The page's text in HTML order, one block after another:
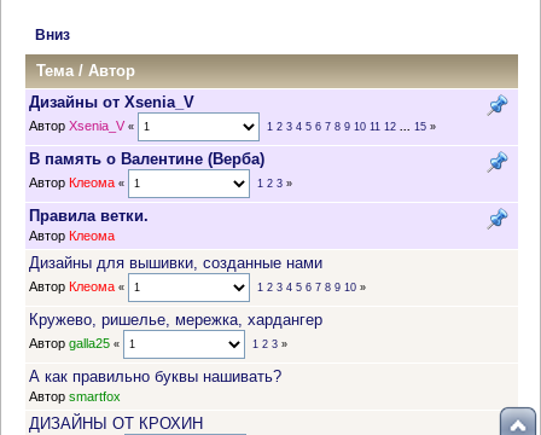
Вниз
Тема/Автор
Дизайны от Xsenia_V
Автор Xsenia_V « 1 2 3 4 5 6 7 8 9 10 11 12 ... 15»
В память о Валентине (Верба)
Автор Клеома « 1 2 3»
Правила ветки.
Автор Клеома
Дизайны для вышивки, созданные нами
Автор Клеома « 1 2 3 4 5 6 7 8 9 10»
Кружево, ришелье, мережка, хардангер
Автор galla25 « 1 2 3»
А как правильно буквы нашивать?
Автор smartfox
ДИЗАЙНЫ ОТ КРОХИН